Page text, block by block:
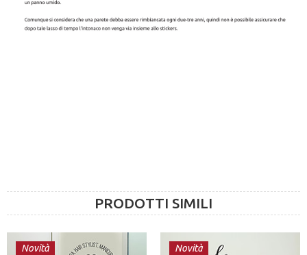
PRODOTTI SIMILI
Novità Novità